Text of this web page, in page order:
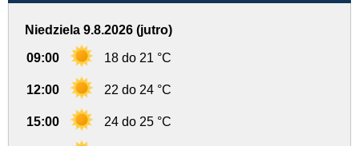
Niedziela 9.8.2026 (jutro)
09:00 18 do 21 °C
12:00 22 do 24 °C
15:00 24 do 25 °C